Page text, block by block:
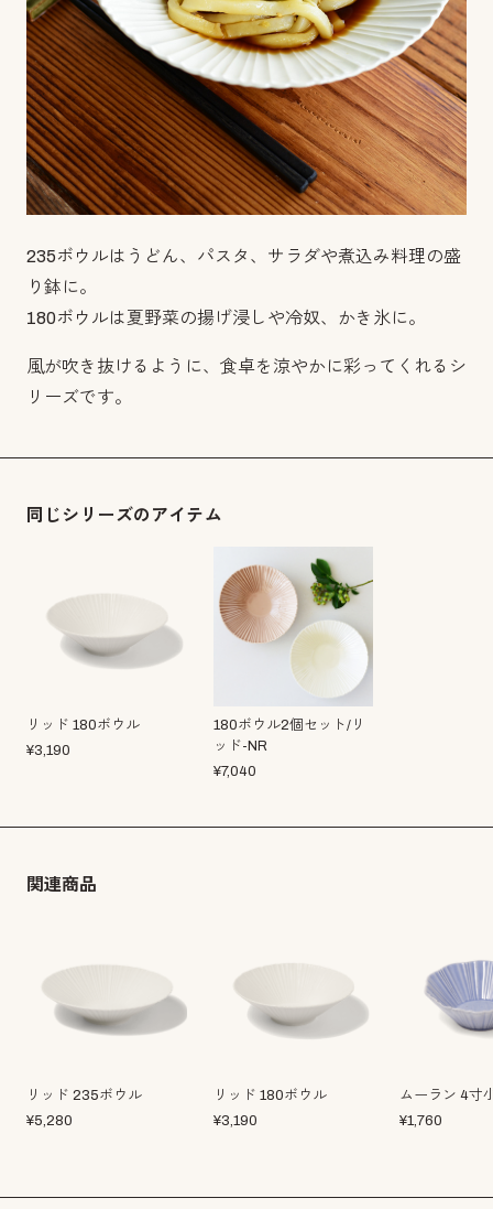
235ボウルはうどん、パスタ、サラダや煮込み料理の盛
り鉢に。
180ボウルは夏野菜の揚げ浸しや冷奴、かき氷に。
風が吹き抜けるように、食卓を涼やかに彩ってくれるシ
リーズです。
同じシリーズのアイテム
リッド 180ボウル
¥3,190
180ボウル2個セット/リ
ッド-NR
¥7,040
関連商品
リッド 235ボウル
¥5,280
リッド 180ボウル
¥3,190
ムーラン 4寸
¥1,760